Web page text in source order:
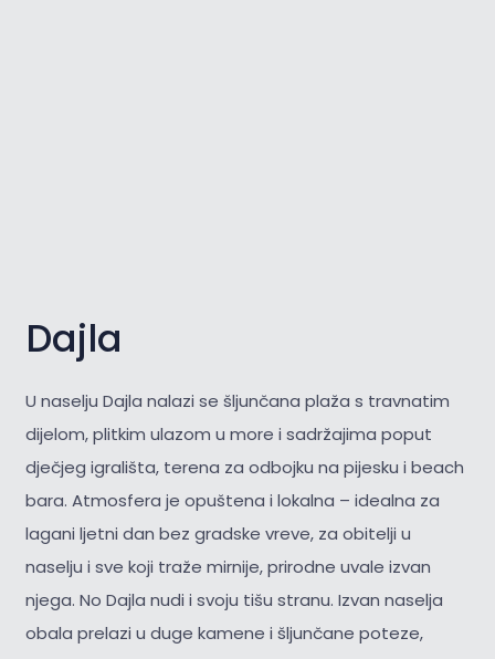
Dajla
U naselju Dajla nalazi se šljunčana plaža s travnatim
dijelom, plitkim ulazom u more i sadržajima poput
dječjeg igrališta, terena za odbojku na pijesku i beach
bara. Atmosfera je opuštena i lokalna – idealna za
lagani ljetni dan bez gradske vreve, za obitelji u
naselju i sve koji traže mirnije, prirodne uvale izvan
njega. No Dajla nudi i svoju tišu stranu. Izvan naselja
obala prelazi u duge kamene i šljunčane poteze,